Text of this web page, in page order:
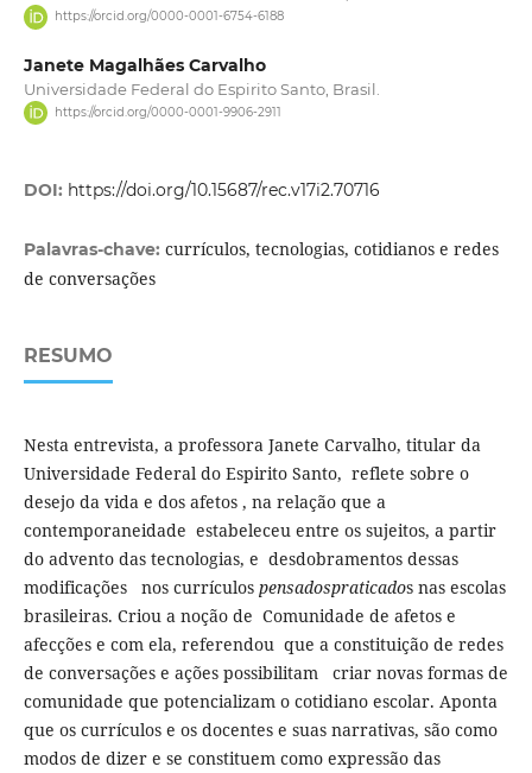
https://orcid.org/0000-0001-6754-6188
Janete Magalhães Carvalho
Universidade Federal do Espirito Santo, Brasil.
https://orcid.org/0000-0001-9906-2911
DOI: https://doi.org/10.15687/rec.v17i2.70716
Palavras-chave: currículos, tecnologias, cotidianos e redes
de conversações
RESUMO
Nesta entrevista, a professora Janete Carvalho, titular da
Universidade Federal do Espirito Santo, reflete sobre o
desejo da vida e dos afetos , na relação que a
contemporaneidade estabeleceu entre os sujeitos, a partir
do advento das tecnologias, e desdobramentos dessas
modificações nos currículos pensadospraticados nas escolas
brasileiras. Criou a noção de Comunidade de afetos e
afecções e com ela, referendou que a constituição de redes
de conversações e ações possibilitam criar novas formas de
comunidade que potencializam o cotidiano escolar. Aponta
que os currículos e os docentes e suas narrativas, são como
modos de dizer e se constituem como expressão das